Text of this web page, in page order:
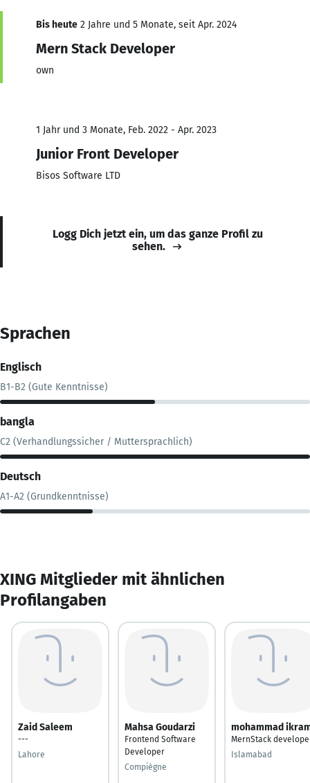
Bis heute 2 Jahre und 5 Monate, seit Apr. 2024
Mern Stack Developer
own
1 Jahr und 3 Monate, Feb. 2022 - Apr. 2023
Junior Front Developer
Bisos Software LTD
Logg Dich jetzt ein, um das ganze Profil zu
sehen.
Sprachen
Englisch
B1-B2 (Gute Kenntnisse)
bangla
C2 (Verhandlungssicher / Muttersprachlich)
Deutsch
A1-A2 (Grundkenntnisse)
XING Mitglieder mit ähnlichen
Profilangaben
Zaid Saleem
---
Lahore
Mahsa Goudarzi
Frontend Software
Developer
Compiègne
mohammad
MernStack
Islamabad